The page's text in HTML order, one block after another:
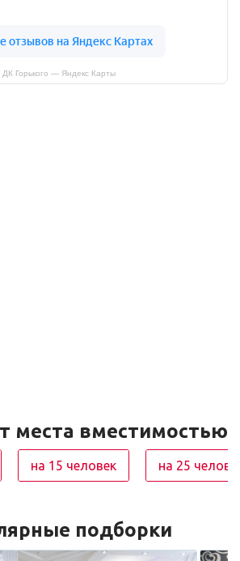
ДК Горького — Яндекс Карты
места вместимостью
на 15 человек на 25
подборки